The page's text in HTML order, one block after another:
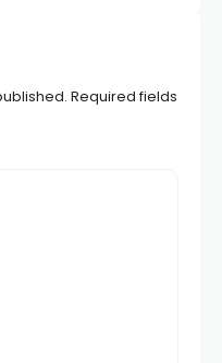
Required fields